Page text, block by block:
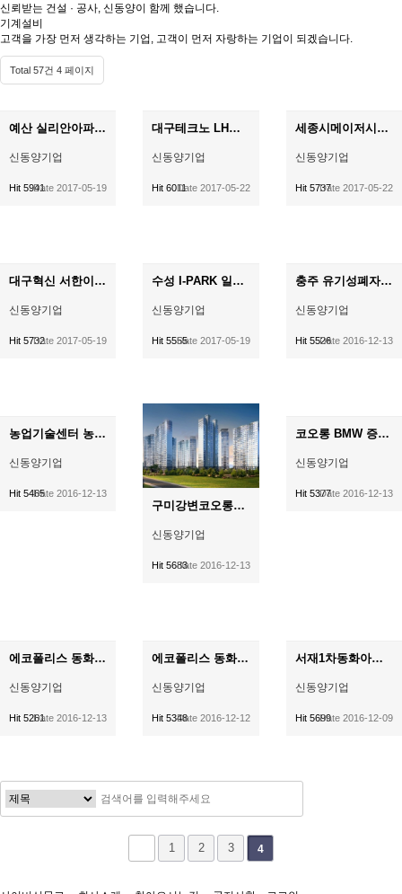
신뢰받는 건설 · 공사, 신동양이 함께 했습니다.
기계설비
고객을 가장 먼저 생각하는 기업, 고객이 먼저 자랑하는 기업이 되겠습니다.
Total 57건 4 페이지
예산 실리안아파트 신축공사 중 기계설비공사
신동양기업
Hit 5941Date 2017-05-19
대구테크노 LH아파트 기계설비공사
신동양기업
Hit 6011Date 2017-05-22
세종시메이저시티 현장 기계설비공사 2공구
신동양기업
Hit 5737Date 2017-05-22
대구혁신 서한이다음 3차 신축공사 중 기계설비
신동양기업
Hit 5732Date 2017-05-19
수성 I-PARK 일반설비공사
신동양기업
Hit 5555Date 2017-05-19
충주 유기성폐자원 바이오가스 에너지화R&D사업 건축설비공사
신동양기업
Hit 5526Date 2016-12-13
농업기술센터 농기계임대사업장 신축공사 중 설비공사
신동양기업
Hit 5465Date 2016-12-13
구미강변코오롱하늘채 기계설비공사
신동양기업
Hit 5683Date 2016-12-13
코오롱 BMW 증축공사 중 샤워장 보수공사
신동양기업
Hit 5377Date 2016-12-13
에코폴리스 동화아이위시 2차 신축공사 중 기계및소화설비공사 2공구
신동양기업
Hit 5261Date 2016-12-13
에코폴리스 동화아이위시 3차 신축공사 중 기계및소화설비공사 2공구
신동양기업
Hit 5348Date 2016-12-12
서재1차동화아이위시 신축공사 중 기계및소화설비공사2공구
신동양기업
Hit 5699Date 2016-12-09
1 2 3 4